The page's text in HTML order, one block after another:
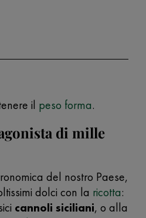
il peso forma.
di mille
del nostro Paese,
dolci con la ricotta:
cannoli siciliani, o alla